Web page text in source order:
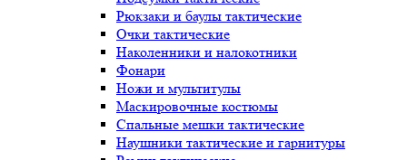
Рюкзаки и баулы тактические
Очки тактические
Наколенники и налокотники
Фонари
Ножи и мультитулы
Маскировочные костюмы
Спальные мешки тактические
Наушники тактические и гарнитуры